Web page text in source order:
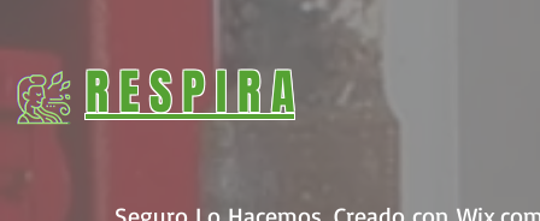
R E S P I R A